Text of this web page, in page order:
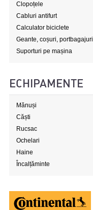
Clopoțele
Cabluri antifurt
Calculator biciclete
Geante, coșuri, portbagajuri
Suporturi pe mașina
ECHIPAMENTE
Mănuși
Căști
Rucsac
Ochelari
Haine
Încalțăminte